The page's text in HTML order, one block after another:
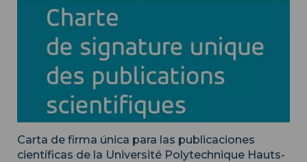
Carta de firma única para las publicaciones
científicas de la Université Polytechnique Hauts-